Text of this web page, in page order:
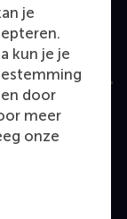
je
kun je je
door
meer
onze
Disclaimer